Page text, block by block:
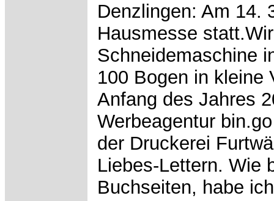
Denzlingen: Am 14.
Hausmesse
Schneidemaschine
100 Bogen in kleine
Anfang des Jahres
Werbeagentur
der Druckerei
Liebes-Lettern. Wie
Buchseiten, habe